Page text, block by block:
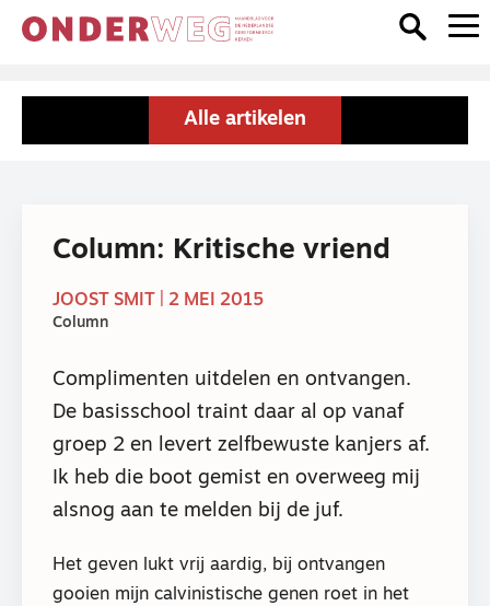
Alle artikelen
Column: Kritische vriend
JOOST SMIT | 2 MEI 2015
Column
Complimenten uitdelen en ontvangen.
De basisschool traint daar al op vanaf
groep 2 en levert zelfbewuste kanjers af.
Ik heb die boot gemist en overweeg mij
alsnog aan te melden bij de juf.
Het geven lukt vrij aardig, bij ontvangen
gooien mijn calvinistische genen roet in het